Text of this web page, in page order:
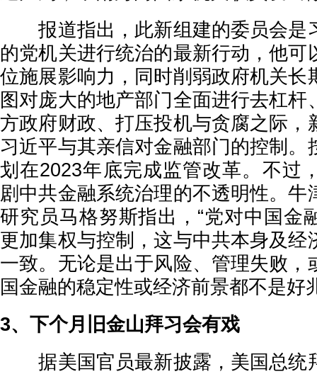
报道指出，此新组建的委员会是
的党机关进行统治的最新行动，他可
位施展影响力，同时削弱政府机关长
图对庞大的地产部门全面进行去杠杆
方政府财政、打压投机与贪腐之际，
习近平与其亲信对金融部门的控制。
划在2023年底完成监管改革。不过
剧中共金融系统治理的不透明性。牛
研究员马格努斯指出，“党对中国金
更加集权与控制，这与中共本身及经
一致。无论是出于风险、管理失败，
国金融的稳定性或经济前景都不是好
3、下个月旧金山拜习会有戏
据美国官员最新披露，美国总统